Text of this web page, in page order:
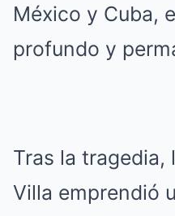
México y Cuba,
profundo y
Tras la tragedia,
Villa emprendió